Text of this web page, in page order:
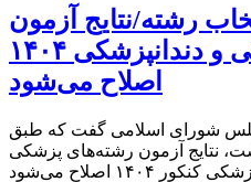
رشته/نتایج آزمون
رشته‌های پزشکی و دندانپزشکی ۱۴۰۴
اصلاح می‌شود
کمیسیون اصل ۹۰ مجلس شورای اسلامی گفت که طبق
نتایج آزمون رشته‌های پزشکی